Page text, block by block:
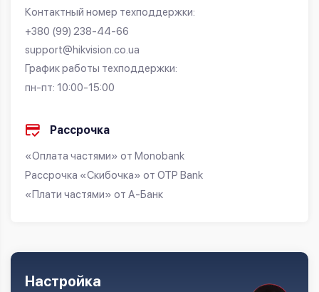
Контактный номер техподдержки:
+380 (99) 238-44-66
support@hikvision.co.ua
График работы техподдержки:
пн-пт: 10:00-15:00
Рассрочка
«Оплата частями» от Monobank
Рассрочка «Скибочка» от OTP Bank
«Плати частями» от А-Банк
Настройка